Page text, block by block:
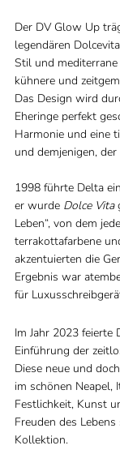
Der DV Glow Up
legendären
Stil und
kühnere und
Das Design wird
Eheringe perfekt
Harmonie und eine
und demjenigen,
1998 führte Delta
er wurde Dolce Vita
Leben“, von dem
terrakottafarbene
akzentuierten die
Ergebnis war
für
Im Jahr 2023 feierte
Einführung der
Diese neue und
im schönen Neapel,
Festlichkeit, Kunst
Freuden des
Kollektion.